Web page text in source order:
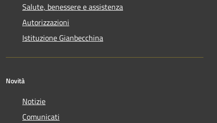
Salute, benessere e assistenza
Autorizzazioni
Istituzione Gianbecchina
Novità
Notizie
Comunicati